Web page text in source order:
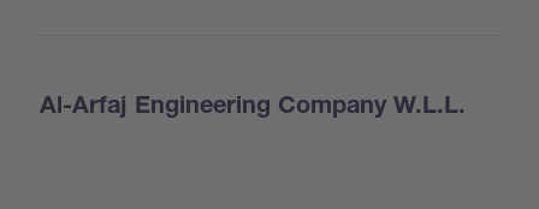
Al-Arfaj Engineering Company W.L.L.